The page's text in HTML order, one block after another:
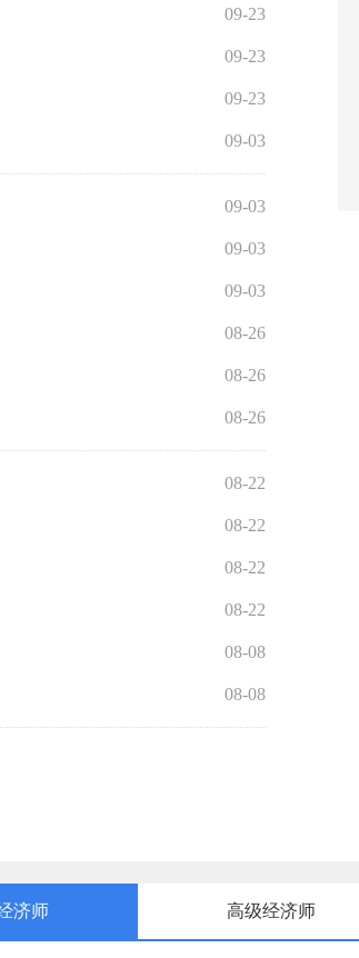
09-23
09-23
09-23
09-03
09-03
09-03
09-03
08-26
08-26
08-26
08-22
08-22
08-22
08-22
08-08
08-08
济师 高级经济师